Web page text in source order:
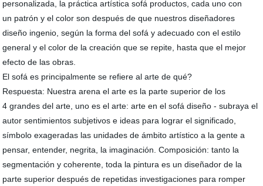
personalizada, la práctica artística sofá productos, cada uno con
un patrón y el color son después de que nuestros diseñadores
diseño ingenio, según la forma del sofá y adecuado con el estilo
general y el color de la creación que se repite, hasta que el mejor
efecto de las obras.
El sofá es principalmente se refiere al arte de qué?
Respuesta: Nuestra arena el arte es la parte superior de los
4 grandes del arte, uno es el arte: arte en el sofá diseño - subraya el
autor sentimientos subjetivos e ideas para lograr el significado,
símbolo exageradas las unidades de ámbito artístico a la gente a
pensar, entender, negrita, la imaginación. Composición: tanto la
segmentación y coherente, toda la pintura es un diseñador de la
parte superior después de repetidas investigaciones para romper